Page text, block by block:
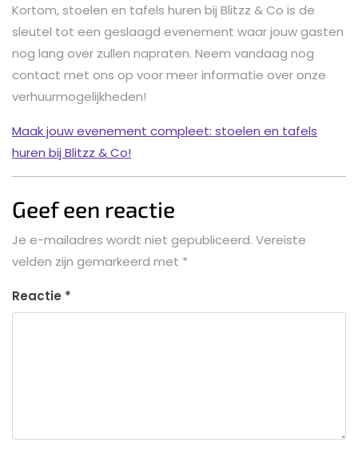
Kortom, stoelen en tafels huren bij Blitzz & Co is de
sleutel tot een geslaagd evenement waar jouw gasten
nog lang over zullen napraten. Neem vandaag nog
contact met ons op voor meer informatie over onze
verhuurmogelijkheden!
Maak jouw evenement compleet: stoelen en tafels
huren bij Blitzz & Co!
Geef een reactie
Je e-mailadres wordt niet gepubliceerd. Vereiste
velden zijn gemarkeerd met *
Reactie *